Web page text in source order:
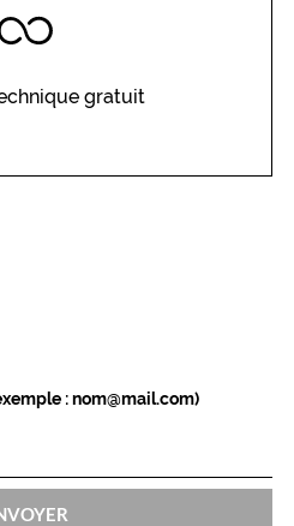
gratuit
: nom@mail.com)